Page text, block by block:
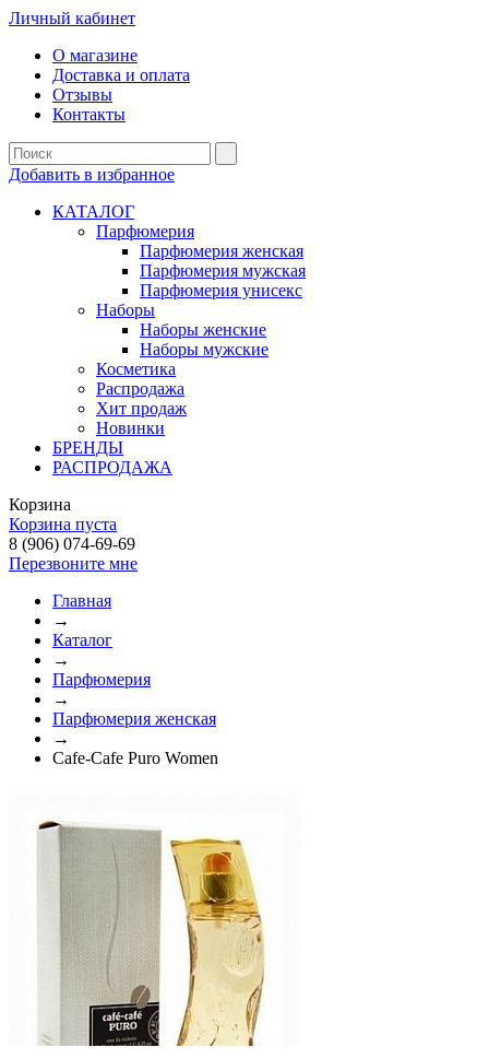
Личный кабинет
О магазине
Доставка и оплата
Отзывы
Контакты
Добавить в избранное
КАТАЛОГ
Парфюмерия
Парфюмерия женская
Парфюмерия мужская
Парфюмерия унисекс
Наборы
Наборы женские
Наборы мужские
Косметика
Распродажа
Хит продаж
Новинки
БРЕНДЫ
РАСПРОДАЖА
Корзина
Корзина пуста
8 (906) 074-69-69
Перезвоните мне
Главная
→
Каталог
→
Парфюмерия
→
Парфюмерия женская
→
Cafe-Cafe Puro Women